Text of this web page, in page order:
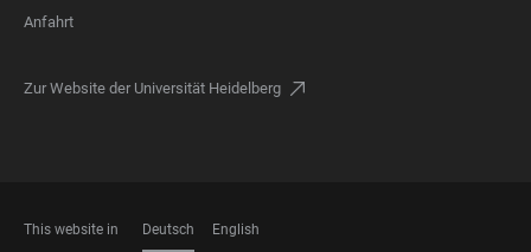
Anfahrt
Zur Website der Universität Heidelberg
This website in Deutsch English